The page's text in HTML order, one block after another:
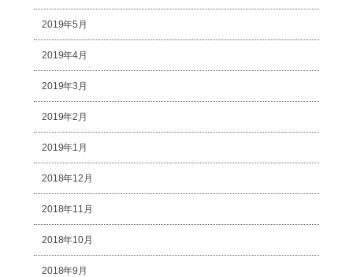
2019年5月
2019年4月
2019年3月
2019年2月
2019年1月
2018年12月
2018年11月
2018年10月
2018年9月